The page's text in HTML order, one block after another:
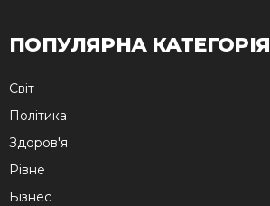
ПОПУЛЯРНА КАТЕГОРІЯ
Cвіт
Політика
Здоров'я
Рівне
Бізнес